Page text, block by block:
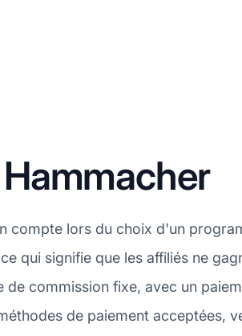
compte lors du choix d'un
qui signifie que les affiliés ne
commission fixe, avec un
de paiement acceptées,